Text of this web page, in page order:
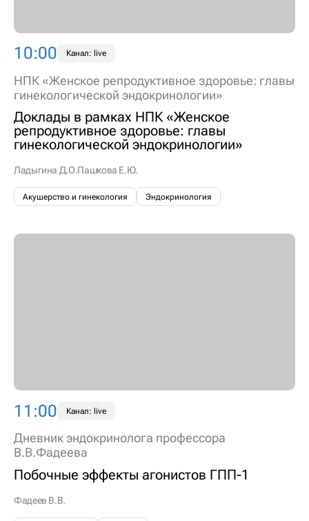
10:00 Канал: live
НПК «Женское репродуктивное здоровье: главы
гинекологической эндокринологии»
Доклады в рамках НПК «Женское
репродуктивное здоровье: главы
гинекологической эндокринологии»
Ладыгина Д.О.Пашкова Е.Ю.
Акушерство и гинекология Эндокринология
11:00 Канал: live
Дневник эндокринолога профессора
В.В.Фадеева
Побочные эффекты агонистов ГПП-1
Фадеев В.В.